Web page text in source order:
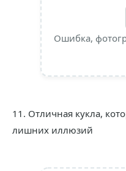
Ошибка,
11. Отличная кукла,
лишних иллюзий